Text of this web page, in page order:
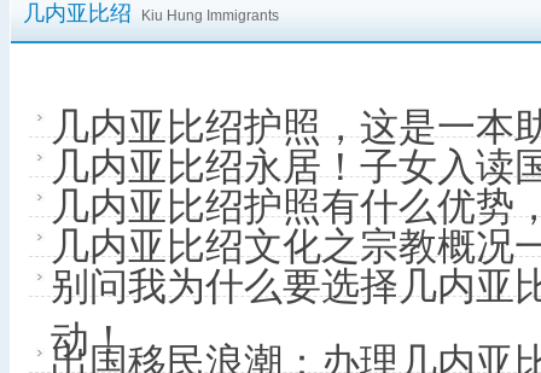
几内亚比绍 Kiu Hung Immigrants
几内亚比绍护照，这是一本
几内亚比绍永居！子女入读
几内亚比绍护照有什么优势
几内亚比绍文化之宗教概况
别问我为什么要选择几内亚
动！
出国移民浪潮：办理几内亚